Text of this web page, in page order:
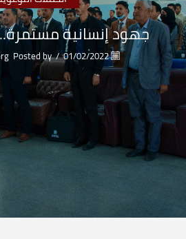
جهود إنسانية
01/02/2022
/
Posted by